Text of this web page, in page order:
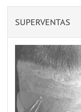
SUPERVENTAS